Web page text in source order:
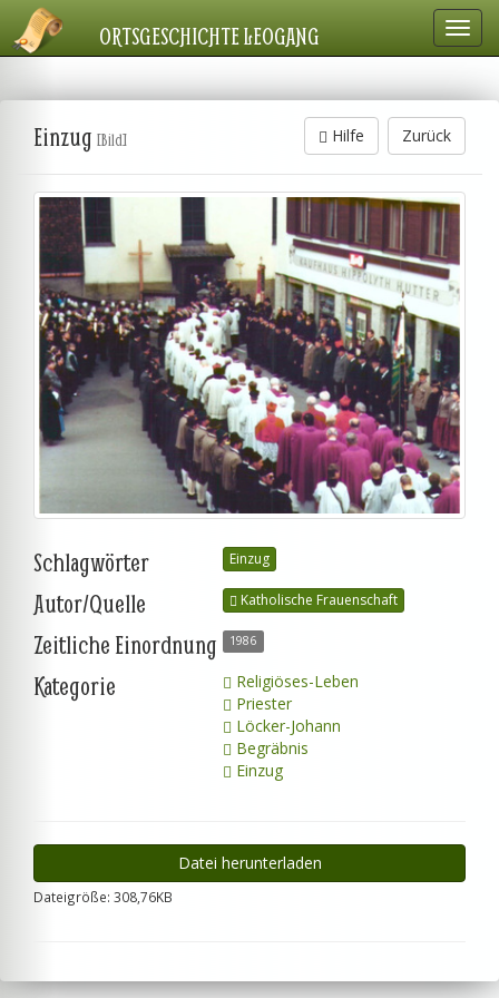
ORTSGESCHICHTE LEOGANG
Zurück
Hilfe
Einzug [Bild]
Schlagwörter Einzug
Autor/Quelle Katholische Frauenschaft
Zeitliche Einordnung 1986
Kategorie
Religiöses-Leben
Priester
Löcker-Johann
Begräbnis
Einzug
Datei herunterladen
Dateigröße: 308,76KB